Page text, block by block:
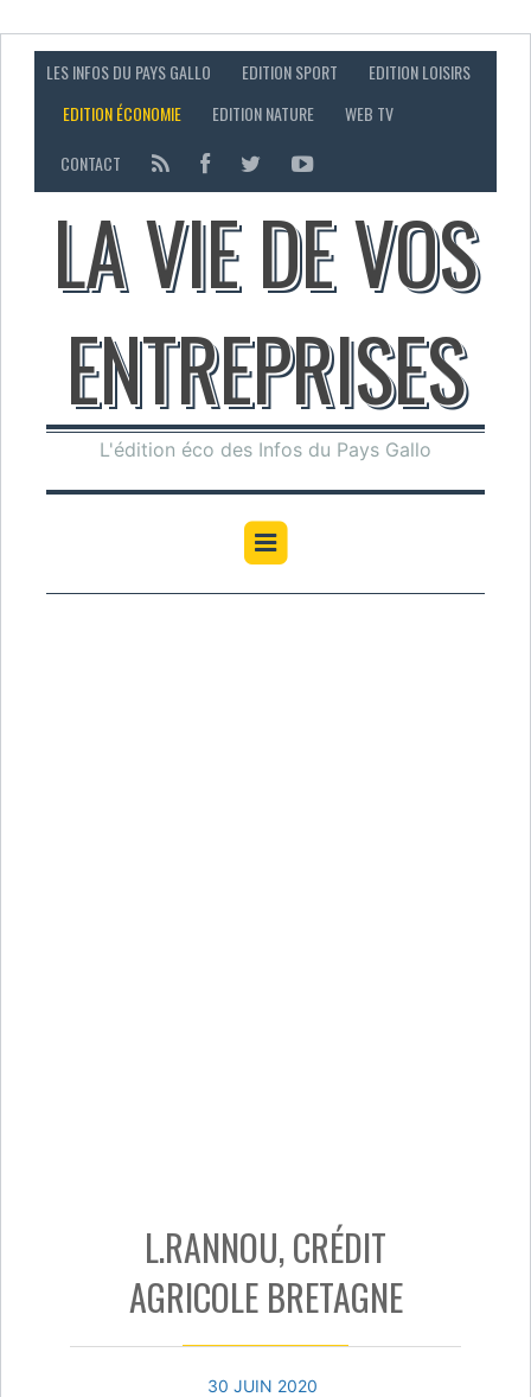
LES INFOS DU PAYS GALLO EDITION SPORT
EDITION LOISIRS
EDITION ÉCONOMIE
EDITION NATURE
WEB TV
CONTACT
LA VIE DE VOS
ENTREPRISES
L'édition éco des Infos du Pays Gallo
L.RANNOU, CRÉDIT
AGRICOLE BRETAGNE
30 JUIN 2020